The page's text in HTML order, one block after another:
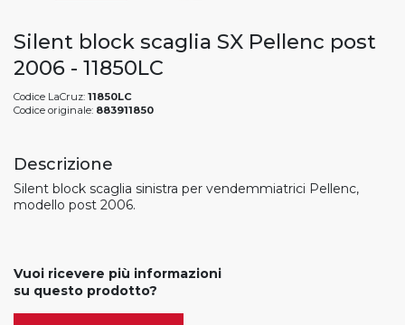
Silent block scaglia SX Pellenc post
2006 - 11850LC
Codice LaCruz: 11850LC
Codice originale: 883911850
Descrizione
Silent block scaglia sinistra per vendemmiatrici Pellenc,
modello post 2006.
Vuoi ricevere più informazioni
su questo prodotto?